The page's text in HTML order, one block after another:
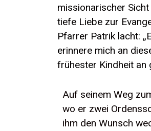
missionarischer
tiefe Liebe zur
Pfarrer Patrik lacht:
erinnere mich an
frühester Kindheit an
Auf seinem Weg
wo er zwei
ihm den Wunsch